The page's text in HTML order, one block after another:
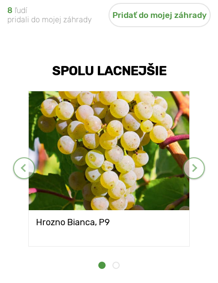
8 ľudí
pridali do mojej záhrady
Pridať do mojej záhrady
SPOLU LACNEJŠIE
Hrozno Bianca, Р9